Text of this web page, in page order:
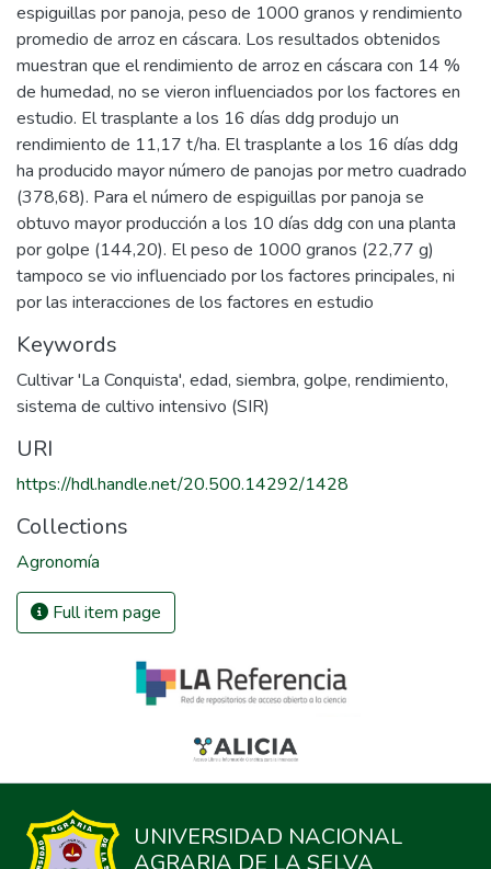
espiguillas por panoja, peso de 1000 granos y rendimiento
promedio de arroz en cáscara. Los resultados obtenidos
muestran que el rendimiento de arroz en cáscara con 14 %
de humedad, no se vieron influenciados por los factores en
estudio. El trasplante a los 16 días ddg produjo un
rendimiento de 11,17 t/ha. El trasplante a los 16 días ddg
ha producido mayor número de panojas por metro cuadrado
(378,68). Para el número de espiguillas por panoja se
obtuvo mayor producción a los 10 días ddg con una planta
por golpe (144,20). El peso de 1000 granos (22,77 g)
tampoco se vio influenciado por los factores principales, ni
por las interacciones de los factores en estudio
Keywords
Cultivar 'La Conquista', edad, siembra, golpe, rendimiento,
sistema de cultivo intensivo (SIR)
URI
https://hdl.handle.net/20.500.14292/1428
Collections
Agronomía
Full item page
UNIVERSIDAD NACIONAL
AGRARIA DE LA SELVA